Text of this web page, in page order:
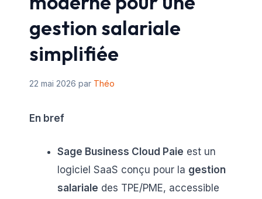
gestion salariale
simplifiée
22 mai 2026 par Théo
En bref
Sage Business Cloud Paie est un
logiciel SaaS conçu pour la gestion
salariale des TPE/PME, accessible